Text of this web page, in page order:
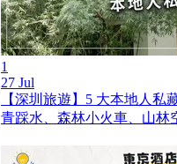
1
27 Jul
【深圳旅遊】5 大本地人私
青踩水、森林小火車、山林